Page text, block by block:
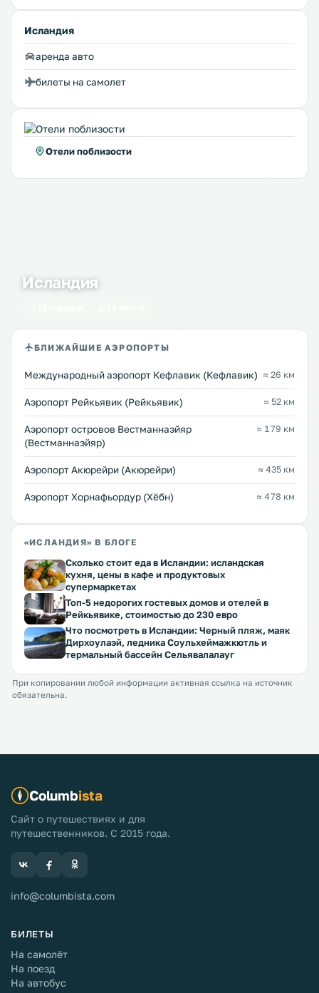
Исландия
аренда авто
билеты на самолет
Отели поблизости
Исландия
БЛИЖАЙШИЕ АЭРОПОРТЫ
Международный аэропорт Кефлавик (Кефлавик) ≈ 26 км
Аэропорт Рейкьявик (Рейкьявик) ≈ 52 км
Аэропорт островов Вестманнаэйяр
(Вестманнаэйяр)
≈ 179 км
Аэропорт Акюрейри (Акюрейри) ≈ 435 км
Аэропорт Хорнафьордур (Хёбн) ≈ 478 км
«ИСЛАНДИЯ» В БЛОГЕ
Сколько стоит еда в Исландии: исландская
кухня, цены в кафе и продуктовых
супермаркетах
Топ-5 недорогих гостевых домов и отелей в
Рейкьявике, стоимостью до 230 евро
Что посмотреть в Исландии: Черный пляж, маяк
Дирхоулаэй, ледника Соульхеймажкютль и
термальный бассейн Сельявалалауг
При копировании любой информации активная ссылка на источник
обязательна.
Columbista
Сайт о путешествиях и для
путешественников. С 2015 года.
info@columbista.com
БИЛЕТЫ
На самолёт
На поезд
На автобус